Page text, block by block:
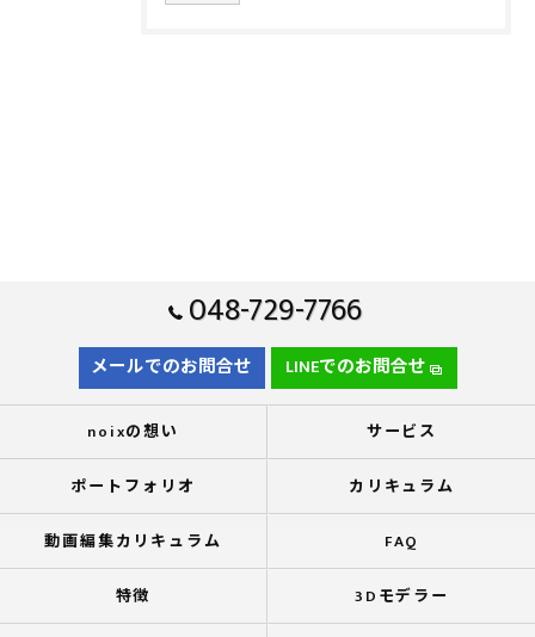
048-729-7766
メールでのお問合せ LINEでのお問合せ
noixの想い サービス
ポートフォリオ カリキュラム
動画編集カリキュラム FAQ
特徴 3Dモデラー